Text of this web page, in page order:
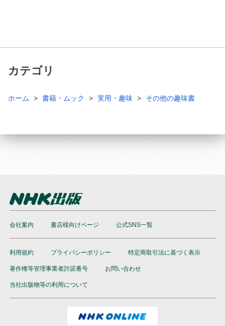
カテゴリ
ホーム 書籍・ムック 実用・趣味 その他の趣味書
会社案内 書店様向けページ 公式SNS一覧
利用規約 プライバシーポリシー 特定商取引法に基づく表示
著作権等管理事業者許諾番号 お問い合わせ
当社出版物等の利用について